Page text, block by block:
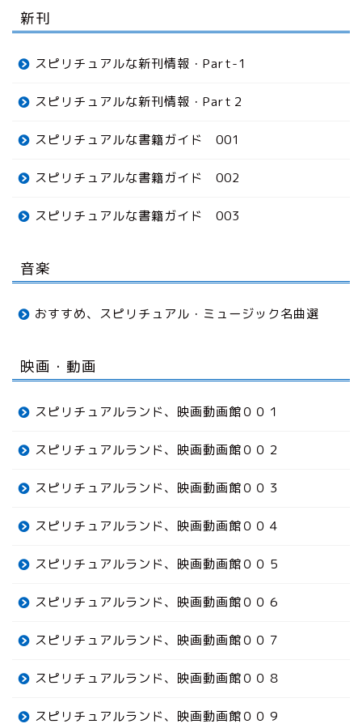
新刊
スピリチュアルな新刊情報・Part-1
スピリチュアルな新刊情報・Part２
スピリチュアルな書籍ガイド 001
スピリチュアルな書籍ガイド 002
スピリチュアルな書籍ガイド 003
音楽
おすすめ、スピリチュアル・ミュージック名曲選
映画・動画
スピリチュアルランド、映画動画館００１
スピリチュアルランド、映画動画館００２
スピリチュアルランド、映画動画館００３
スピリチュアルランド、映画動画館００４
スピリチュアルランド、映画動画館００５
スピリチュアルランド、映画動画館００６
スピリチュアルランド、映画動画館００７
スピリチュアルランド、映画動画館００８
スピリチュアルランド、映画動画館００９